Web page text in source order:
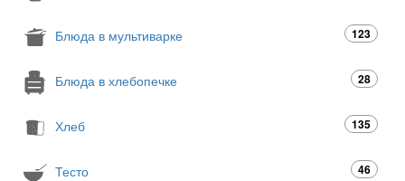
Блюда в мультиварке 123
Блюда в хлебопечке 28
Хлеб 135
Тесто 46